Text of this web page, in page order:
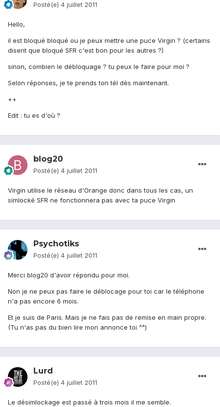
Posté(e) 4 juillet 2011
Hello,
il est bloqué bloqué ou je peux mettre une puce Virgin ? (certains
disent que bloqué SFR c'est bon pour les autres ?)
sinon, combien le débloquage ? tu peux le faire pour moi ?
Selon réponses, je te prends ton tél dès maintenant.
++
Edit : tu es d'où ?
blog20
Posté(e) 4 juillet 2011
Virgin utilise le réseau d'Orange donc dans tous les cas, un
simlocké SFR ne fonctionnera pas avec ta puce Virgin
Psychotiks
Posté(e) 4 juillet 2011
Merci blog20 d'avoir répondu pour moi.
Non je ne peux pas faire le déblocage pour toi car le téléphone
n'a pas encore 6 mois.
Et je suis de Paris. Mais je ne fais pas de remise en main propre.
(Tu n'as pas du bien lire mon annonce toi ^^)
Lurd
Posté(e) 4 juillet 2011
Le désimlockage est passé à trois mois il me semble.